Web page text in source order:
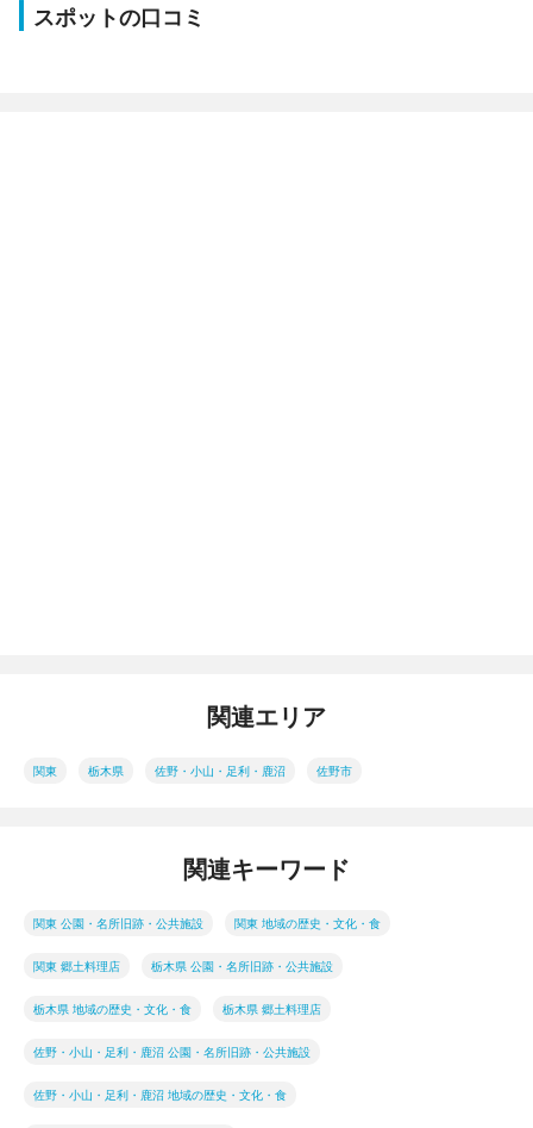
スポットの口コミ
関連エリア
関東 栃木県 佐野・小山・足利・鹿沼 佐野市
関連キーワード
関東 公園・名所旧跡・公共施設 関東 地域の歴史・文化・食
関東 郷土料理店 栃木県 公園・名所旧跡・公共施設
栃木県 地域の歴史・文化・食 栃木県 郷土料理店
佐野・小山・足利・鹿沼 公園・名所旧跡・公共施設
佐野・小山・足利・鹿沼 地域の歴史・文化・食